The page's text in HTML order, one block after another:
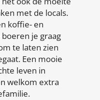
met de locals.
koffie- en
je graag
te laten zien
Een mooie
leven in
welkom extra